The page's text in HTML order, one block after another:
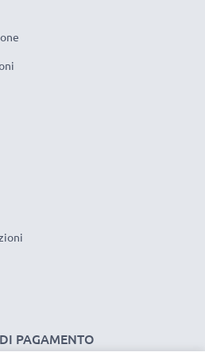
nei nostri prodotti e per
PAGAMENTO